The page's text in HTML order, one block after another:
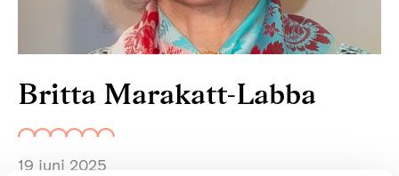
Britta Marakatt-Labba
19 juni 2025